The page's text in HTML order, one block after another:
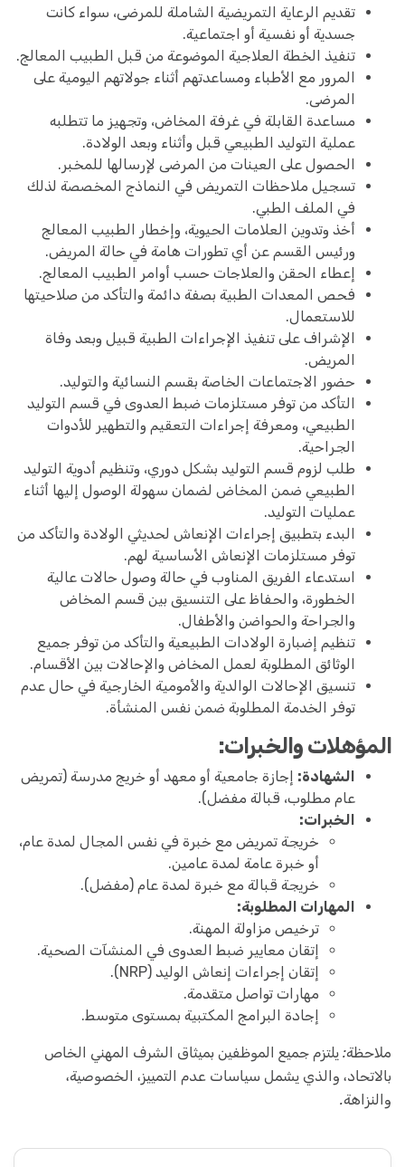
تقديم الرعاية التمريضية الشاملة للمرضى، سواء كانت
جسدية أو نفسية أو اجتماعية.
تنفيذ الخطة العلاجية الموضوعة من قبل الطبيب المعالج.
المرور مع الأطباء ومساعدتهم أثناء جولاتهم اليومية على
المرضى.
مساعدة القابلة في غرفة المخاض، وتجهيز ما تتطلبه
عملية التوليد الطبيعي قبل وأثناء وبعد الولادة.
الحصول على العينات من المرضى لإرسالها للمخبر.
تسجيل ملاحظات التمريض في النماذج المخصصة لذلك
في الملف الطبي.
أخذ وتدوين العلامات الحيوية، وإخطار الطبيب المعالج
ورئيس القسم عن أي تطورات هامة في حالة المريض.
إعطاء الحقن والعلاجات حسب أوامر الطبيب المعالج.
فحص المعدات الطبية بصفة دائمة والتأكد من صلاحيتها
للاستعمال.
الإشراف على تنفيذ الإجراءات الطبية قبيل وبعد وفاة
المريض.
حضور الاجتماعات الخاصة بقسم النسائية والتوليد.
التأكد من توفر مستلزمات ضبط العدوى في قسم التوليد
الطبيعي، ومعرفة إجراءات التعقيم والتطهير للأدوات
الجراحية.
طلب لزوم قسم التوليد بشكل دوري، وتنظيم أدوية التوليد
الطبيعي ضمن المخاض لضمان سهولة الوصول إليها أثناء
عمليات التوليد.
البدء بتطبيق إجراءات الإنعاش لحديثي الولادة والتأكد من
توفر مستلزمات الإنعاش الأساسية لهم.
استدعاء الفريق المناوب في حالة وصول حالات عالية
الخطورة، والحفاظ على التنسيق بين قسم المخاض
والجراحة والحواضن والأطفال.
تنظيم إضبارة الولادات الطبيعية والتأكد من توفر جميع
الوثائق المطلوبة لعمل المخاض والإحالات بين الأقسام.
تنسيق الإحالات الوالدية والأمومية الخارجية في حال عدم
توفر الخدمة المطلوبة ضمن نفس المنشأة.
المؤهلات والخبرات:
الشهادة: إجازة جامعية أو معهد أو خريج مدرسة (تمريض
عام مطلوب، قبالة مفضل).
الخبرات:
خريجة تمريض مع خبرة في نفس المجال لمدة عام،
أو خبرة عامة لمدة عامين.
خريجة قبالة مع خبرة لمدة عام (مفضل).
المهارات المطلوبة:
ترخيص مزاولة المهنة.
إتقان معايير ضبط العدوى في المنشآت الصحية.
إتقان إجراءات إنعاش الوليد (NRP).
مهارات تواصل متقدمة.
إجادة البرامج المكتبية بمستوى متوسط.
ملاحظة: يلتزم جميع الموظفين بميثاق الشرف المهني الخاص
بالاتحاد، والذي يشمل سياسات عدم التمييز، الخصوصية،
والنزاهة.